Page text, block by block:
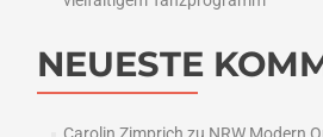
NEUESTE